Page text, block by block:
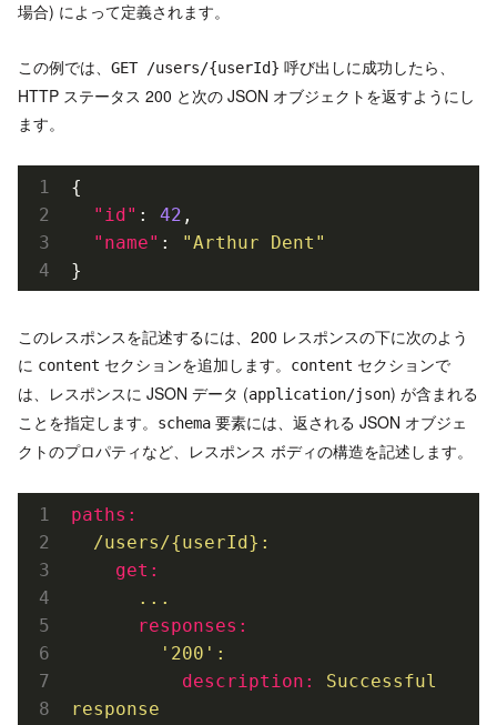
場合) によって定義されます。
この例では、 GET /users/{userId} 呼び出しに成功したら、
HTTP ステータス 200 と次の JSON オブジェクトを返すようにし
ます。
{
"id" : 42 ,
"name" :
"Arthur Dent"
}
このレスポンスを記述するには、200 レスポンスの下に次のよう
に content セクションを追加します。 content セクションで
は、レスポンスに JSON データ (application/json) が含まれる
ことを指定します。
schema 要素には、返される JSON オブジェ
クトのプロパティなど、レスポンス ボディの構造を記述します。
paths:
/users/{userId}:
    get:
...
      responses:
'200' :
          description:
Successful
response